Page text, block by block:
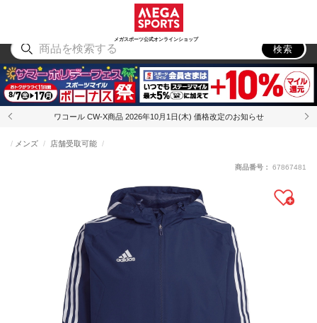
メガスポーツ公式オンラインショップ
アウトドア
検索
ワコール CW-X商品 2026年10月1日(木) 価格改定のお知らせ
メンズ 店舗受取可能
商品番号： 67867481